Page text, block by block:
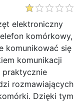
elektroniczny
komórkowy,
komunikować się
komunikacji
praktycznie
rozmawiających
Dzięki tym